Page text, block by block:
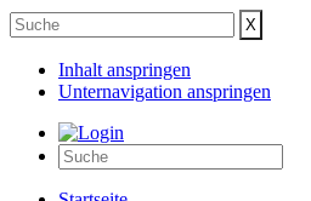
Inhalt anspringen
Unternavigation anspringen